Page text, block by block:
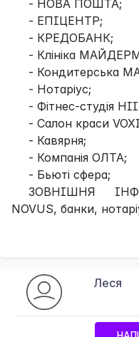
- НОВА ПОШТА;
- ЕПІЦЕНТР;
- КРЕДОБАНК;
- Клініка
- Кондитерська
- Нотаріус;
- Фітнес-студія
- Салон краси
- Кавярня;
- Компанія ОЛТА;
- Бьюті сфера;
ЗОВНІШНЯ
NOVUS, банки,
Леся